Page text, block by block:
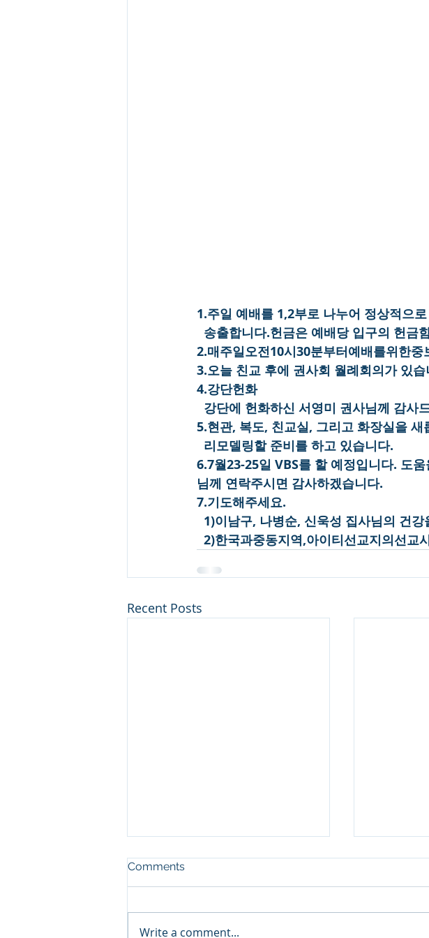
1.주일 예배를 1,2부로 나누어 정상적으
송출합니다.헌금은 예배당 입구의 헌금
2.매주일오전10시30분부터예배를위한
3.오늘 친교 후에 권사회 월례회의가 있습
4.강단헌화
강단에 헌화하신 서영미 권사님께 감사
5.현관, 복도, 친교실, 그리고 화장실을
리모델링할 준비를 하고 있습니다.
6.7월23-25일 VBS를 할 예정입니다. 도
님께 연락주시면 감사하겠습니다.
7.기도해주세요.
1)이남구, 나병순, 신욱성 집사님의 건강
2)한국과중동지역,아이티선교지의선교
Recent Posts
Comments
Write a comment...